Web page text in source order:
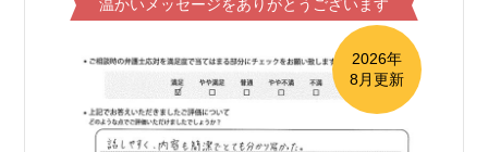
温かいメッセージをありがとうございます
2026年
8月更新